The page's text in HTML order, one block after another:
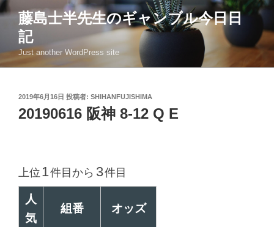
コ
ン
ツ
藤島士半先生のギャンブル今日日
記
Just another WordPress site
投
稿
日:
2019年6月16日 投稿者: SHIHANFUJISHIMA
20190616 阪神 8-12 Q E
上位 1件目から 3件目
人
気
組番 オッズ